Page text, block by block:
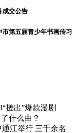
成交公告
第五届青少年书画传习
搓出”爆款漫剧
什么曲？
江举行 三千余名